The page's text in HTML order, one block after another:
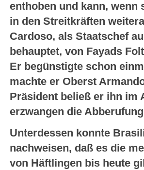
enthoben und kann, wenn
in den Streitkräften
Cardoso, als Staatschef
behauptet, von Fayads
Er begünstigte schon
machte er Oberst
Präsident beließ er ihn im
erzwangen die
Unterdessen konnte
nachweisen, daß es die
von Häftlingen bis heute